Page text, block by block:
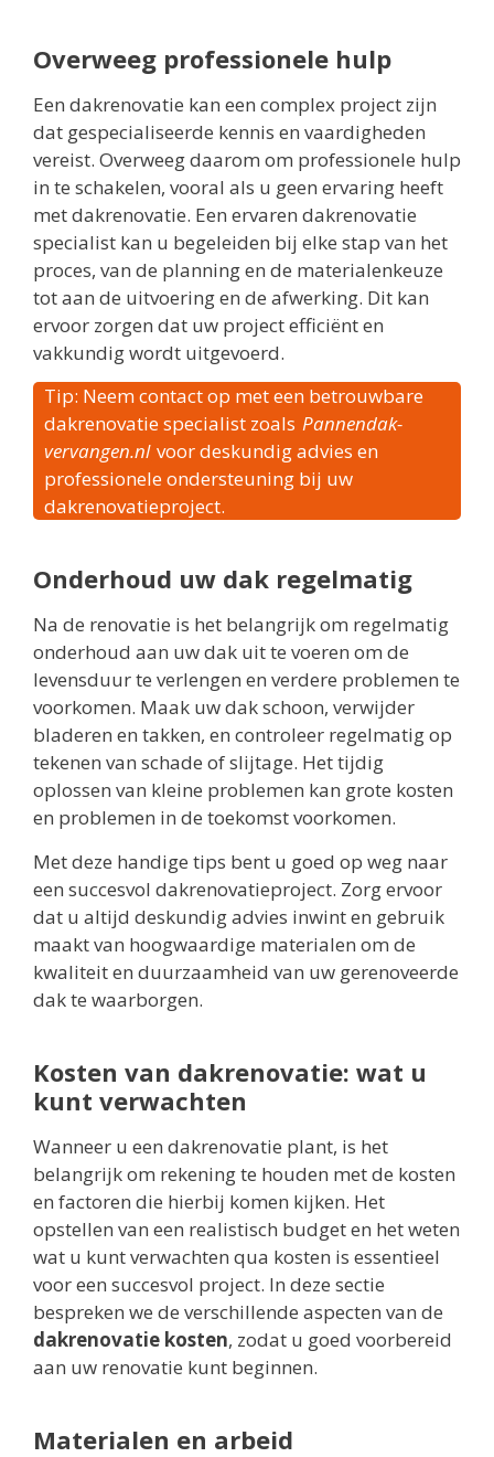
Overweeg professionele hulp
Een dakrenovatie kan een complex project zijn
dat gespecialiseerde kennis en vaardigheden
vereist. Overweeg daarom om professionele hulp
in te schakelen, vooral als u geen ervaring heeft
met dakrenovatie. Een ervaren dakrenovatie
specialist kan u begeleiden bij elke stap van het
proces, van de planning en de materialenkeuze
tot aan de uitvoering en de afwerking. Dit kan
ervoor zorgen dat uw project efficiënt en
vakkundig wordt uitgevoerd.
Tip: Neem contact op met een betrouwbare
dakrenovatie specialist zoals Pannendak-
vervangen.nl voor deskundig advies en
professionele ondersteuning bij uw
dakrenovatieproject.
Onderhoud uw dak regelmatig
Na de renovatie is het belangrijk om regelmatig
onderhoud aan uw dak uit te voeren om de
levensduur te verlengen en verdere problemen te
voorkomen. Maak uw dak schoon, verwijder
bladeren en takken, en controleer regelmatig op
tekenen van schade of slijtage. Het tijdig
oplossen van kleine problemen kan grote kosten
en problemen in de toekomst voorkomen.
Met deze handige tips bent u goed op weg naar
een succesvol dakrenovatieproject. Zorg ervoor
dat u altijd deskundig advies inwint en gebruik
maakt van hoogwaardige materialen om de
kwaliteit en duurzaamheid van uw gerenoveerde
dak te waarborgen.
Kosten van dakrenovatie: wat u
kunt verwachten
Wanneer u een dakrenovatie plant, is het
belangrijk om rekening te houden met de kosten
en factoren die hierbij komen kijken. Het
opstellen van een realistisch budget en het weten
wat u kunt verwachten qua kosten is essentieel
voor een succesvol project. In deze sectie
bespreken we de verschillende aspecten van de
dakrenovatie kosten, zodat u goed voorbereid
aan uw renovatie kunt beginnen.
Materialen en arbeid